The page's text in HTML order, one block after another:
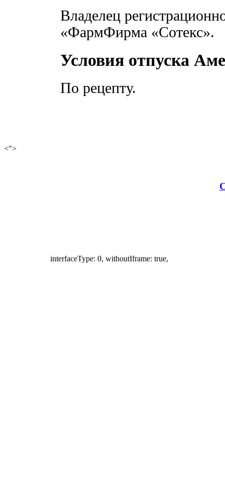
Владелец
«ФармФирма «Сотекс».
Условия отпуска
По рецепту.
<">
interfaceType: 0, withoutIframe: true,